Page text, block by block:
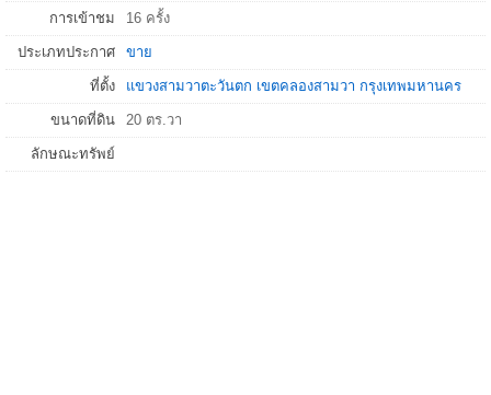
การเข้าชม 16 ครั้ง
ประเภทประกาศ ขาย
ที่ตั้ง แขวงสามวาตะวันตก เขตคลองสามวา กรุงเทพมหานคร
ขนาดที่ดิน 20 ตร.วา
ลักษณะทรัพย์